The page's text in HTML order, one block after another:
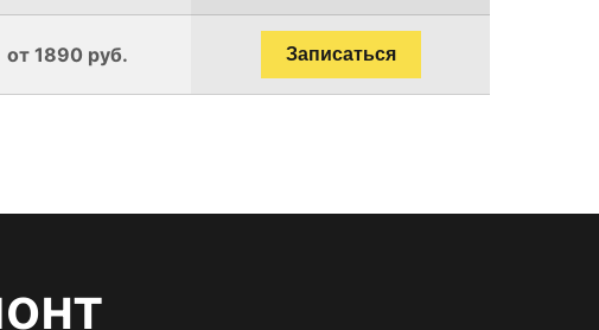
от 1890 руб. Записаться